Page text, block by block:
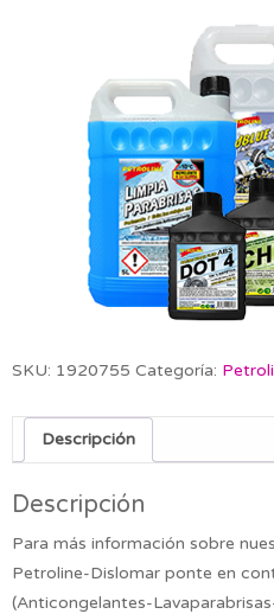
SKU: 1920755 Categoría:
Descripción
Descripción
Para más información sobre
Petroline-Dislomar ponte en
(Anticongelantes-